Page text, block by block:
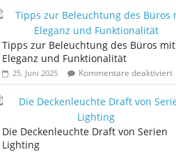
Tipps zur Beleuchtung des Büros mit
Eleganz und Funktionalität
25. Juni 2025 Kommentare deaktiviert
Die Deckenleuchte Draft von Serien
Lighting